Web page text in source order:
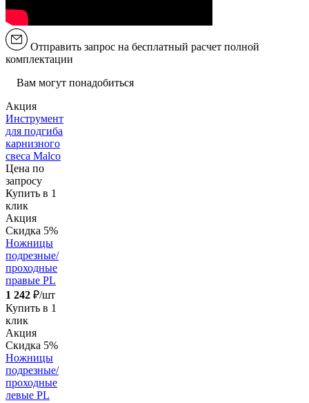
Отправить запрос на бесплатный расчет полной
комплектации
Вам могут понадобиться
Акция
Инструмент
для подгиба
карнизного
свеса Malco
Цена по
запросу
Купить в 1
клик
Акция
Скидка 5%
Ножницы
подрезные/
проходные
правые PL
1 242 ₽/шт
Купить в 1
клик
Акция
Скидка 5%
Ножницы
подрезные/
проходные
левые PL